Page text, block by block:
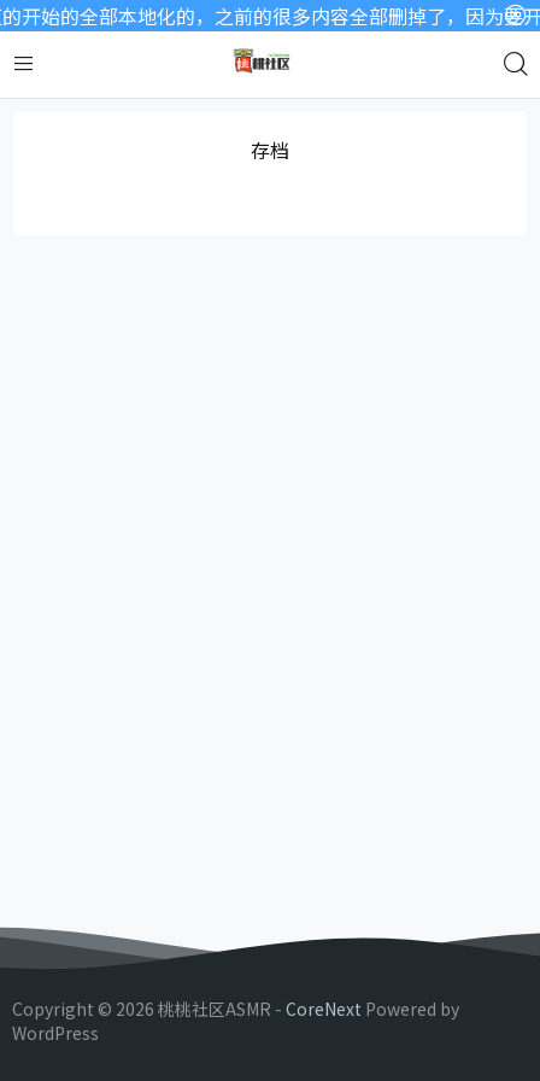
开始的全部本地化的，之前的很多内容全部删掉了，因为要
存档
Copyright © 2026 桃桃社区ASMR - CoreNext Powered by
WordPress